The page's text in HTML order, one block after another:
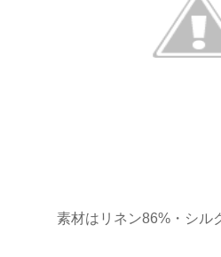
素材はリネン86%・シル